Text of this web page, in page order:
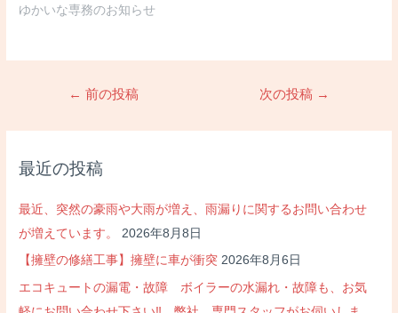
最近の投稿
最近、突然の豪雨や大雨が増え、雨漏りに関するお問い合わせ
が増えています。
2026年8月8日
【擁壁の修繕工事】擁壁に車が衝突 2026年8月6日
エコキュートの漏電・故障 ボイラーの水漏れ・故障も、お気
ゆかいな専務のお知らせ
ナ
ゲ
ン
← 前の投稿 次の投稿 →